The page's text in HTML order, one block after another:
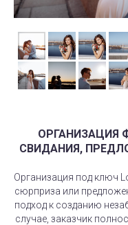
ОРГАНИЗАЦИЯ
СВИДАНИЯ,
Организация под ключ
сюрприза или
подход к созданию
случае, заказчик